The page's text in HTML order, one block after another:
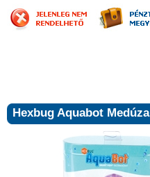
Hexbug Aquabot Medúza